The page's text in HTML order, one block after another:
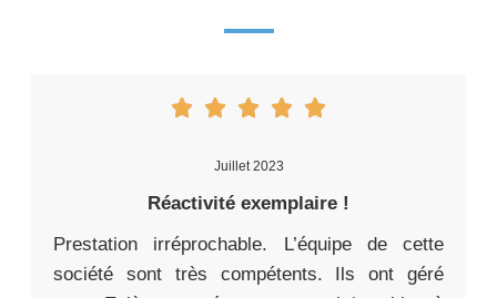
Juillet 2023
Réactivité exemplaire !
Prestation irréprochable. L’équipe de cette
société sont très compétents. Ils ont géré